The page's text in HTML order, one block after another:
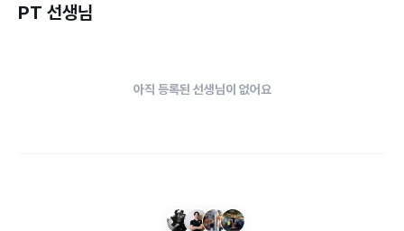
PT 선생님
아직 등록된 선생님이 없어요